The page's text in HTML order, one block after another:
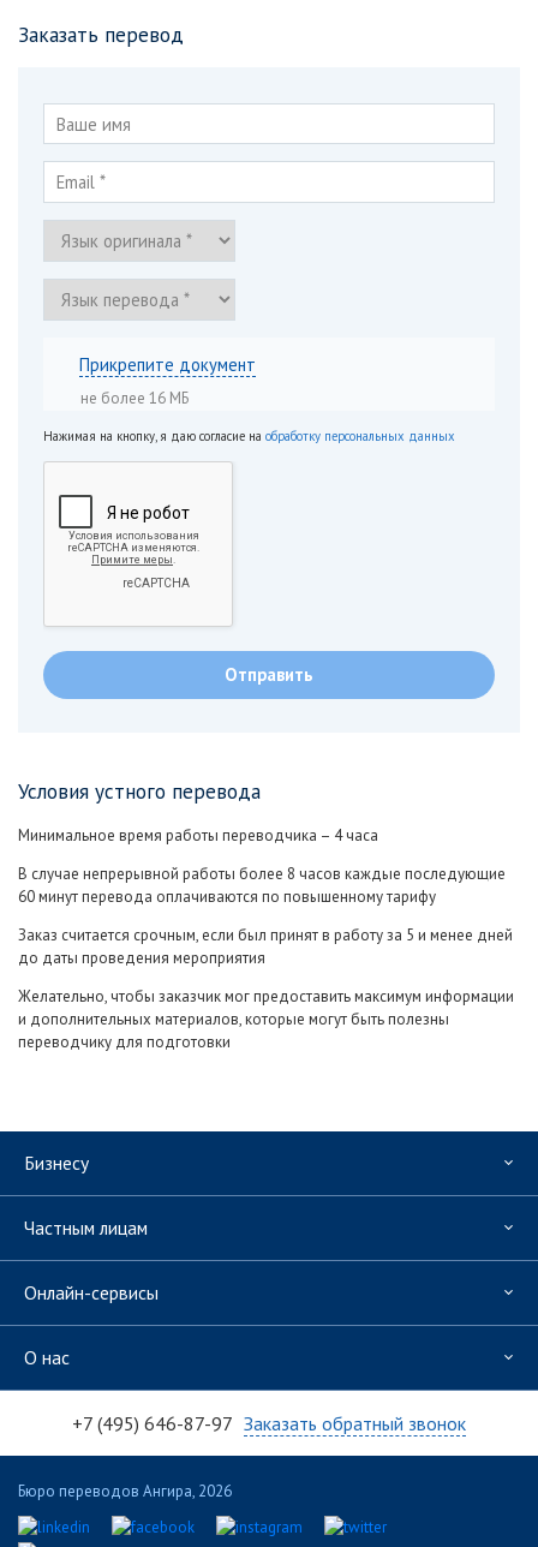
Заказать перевод
Прикрепите документ
не более 16 МБ
Нажимая на кнопку, я даю согласие на обработку персональных данных
Условия устного перевода
Минимальное время работы переводчика – 4 часа
В случае непрерывной работы более 8 часов каждые последующие
60 минут перевода оплачиваются по повышенному тарифу
Заказ считается срочным, если был принят в работу за 5 и менее дней
до даты проведения мероприятия
Желательно, чтобы заказчик мог предоставить максимум информации
и дополнительных материалов, которые могут быть полезны
переводчику для подготовки
Бизнесу
Частным лицам
Онлайн-сервисы
О нас
+7 (495) 646-87-97 Заказать обратный звонок
Бюро переводов Ангира, 2026